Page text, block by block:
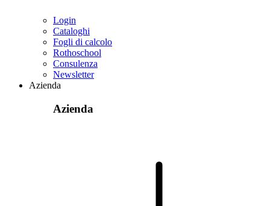
Login
Cataloghi
Fogli di calcolo
Rothoschool
Consulenza
Newsletter
Azienda
Azienda